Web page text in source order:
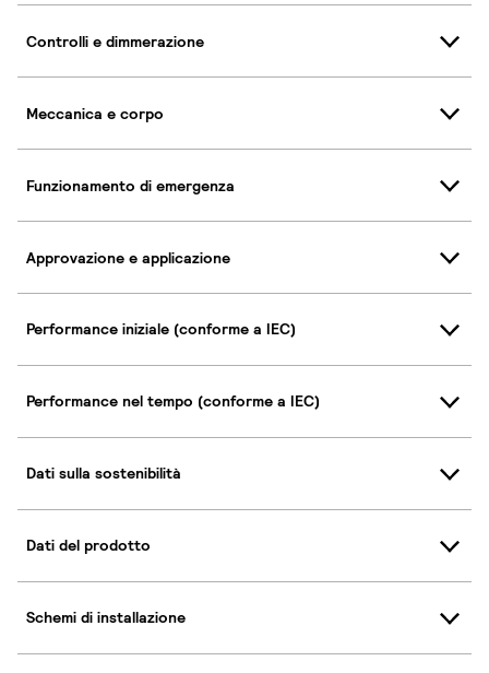
Controlli e dimmerazione
Meccanica e corpo
Funzionamento di emergenza
Approvazione e applicazione
Performance iniziale (conforme a IEC)
Performance nel tempo (conforme a IEC)
Dati sulla sostenibilità
Dati del prodotto
Schemi di installazione